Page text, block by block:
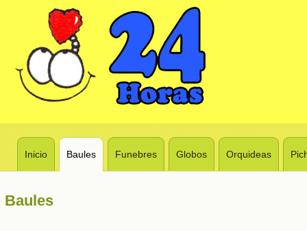
Inicio Baules Funebres Globos Orquideas
Baules